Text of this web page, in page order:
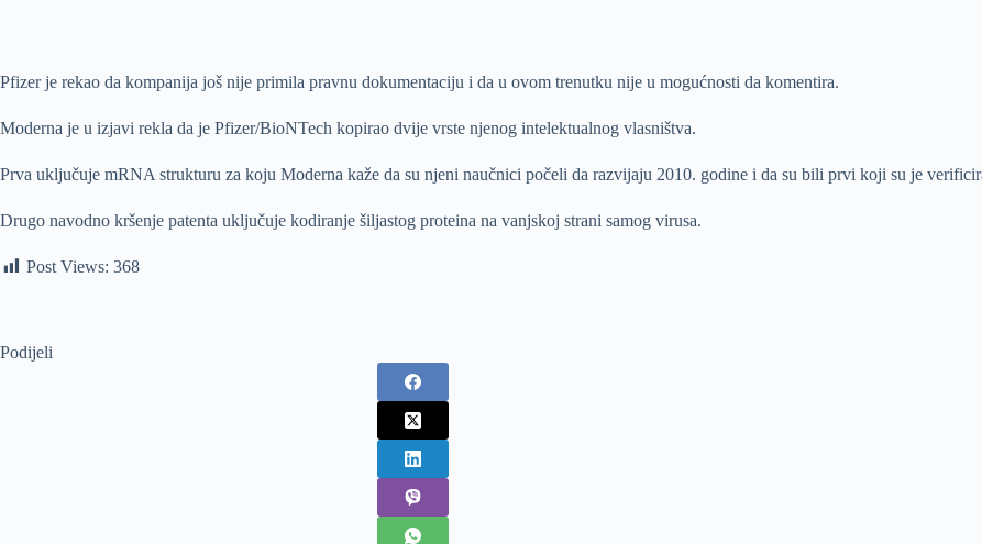
Pfizer je rekao da kompanija još nije primila pravnu dokumentaciju i da u ovom trenutku nije u mogućnosti da komentira.
Moderna je u izjavi rekla da je Pfizer/BioNTech kopirao dvije vrste njenog intelektualnog vlasništva.
Prva uključuje mRNA strukturu za koju Moderna kaže da su njeni naučnici počeli da razvijaju 2010. godine i da su bili prvi koji su je
Drugo navodno kršenje patenta uključuje kodiranje šiljastog proteina na vanjskoj strani samog virusa.
Post Views: 368
Podijeli